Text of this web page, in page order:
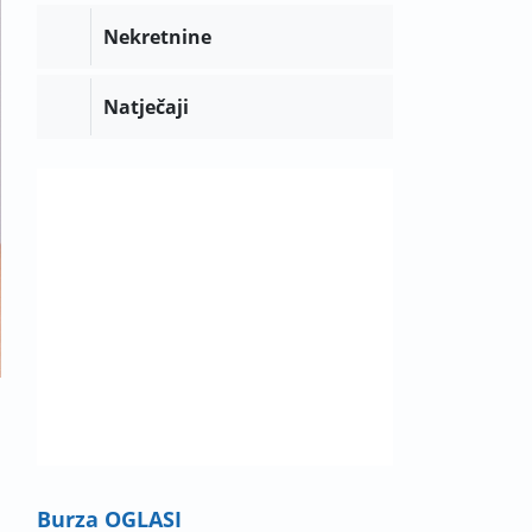
Nekretnine
Natječaji
Burza OGLASI